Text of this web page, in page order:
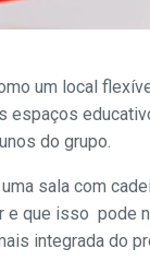
um local
espaços
do grupo.
sala com
que isso pode
integrada do